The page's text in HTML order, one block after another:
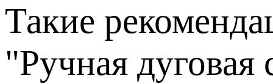
Такие
"Ручная